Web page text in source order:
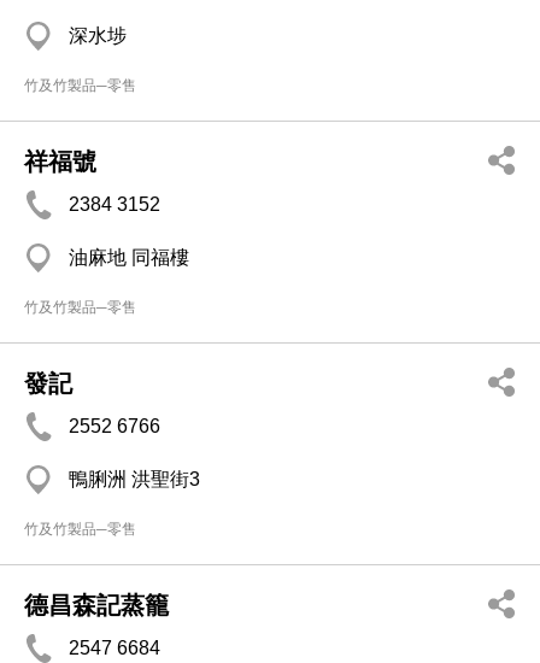
深水埗
竹及竹製品─零售
祥福號
2384 3152
油麻地 同福樓
竹及竹製品─零售
發記
2552 6766
鴨脷洲 洪聖街3
竹及竹製品─零售
德昌森記蒸籠
2547 6684